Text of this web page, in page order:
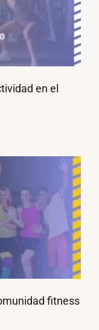
en el
fitness